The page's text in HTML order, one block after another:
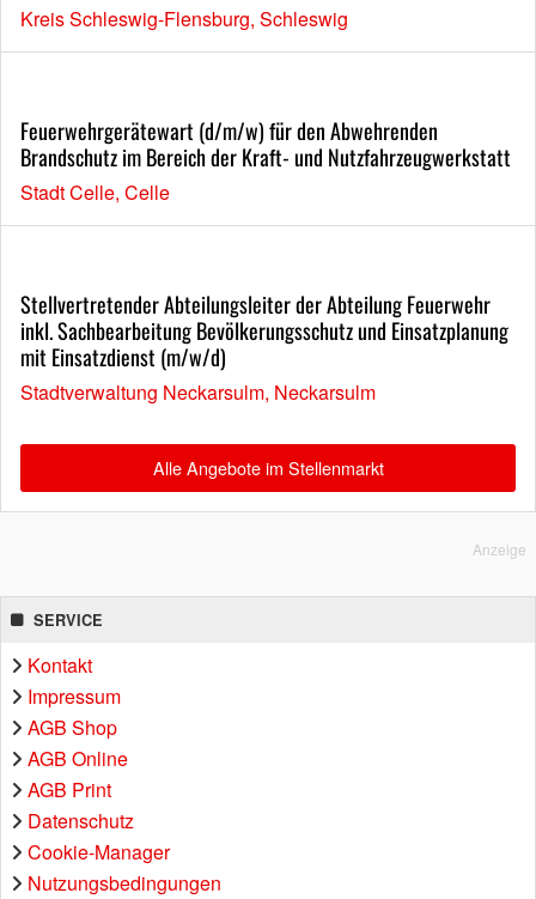
Kreis Schleswig-Flensburg, Schleswig
Feuerwehrgerätewart (d/m/w) für den Abwehrenden
Brandschutz im Bereich der Kraft- und Nutzfahrzeugwerkstatt
Stadt Celle, Celle
Stellvertretender Abteilungsleiter der Abteilung Feuerwehr
inkl. Sachbearbeitung Bevölkerungsschutz und Einsatzplanung
mit Einsatzdienst (m/w/d)
Stadtverwaltung Neckarsulm, Neckarsulm
Alle Angebote im Stellenmarkt
Anzeige
SERVICE
Kontakt
Impressum
AGB Shop
AGB Online
AGB Print
Datenschutz
Cookie-Manager
Nutzungsbedingungen